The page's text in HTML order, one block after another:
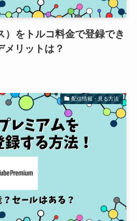
をトルコ料金で登録でき
メリットは？
配信情報・見る方法